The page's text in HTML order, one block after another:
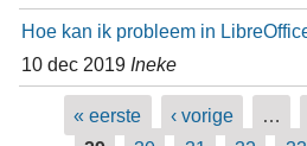
Hoe kan ik probleem in
10 dec 2019 Ineke
Pagina's
« eerste ‹ vorige …